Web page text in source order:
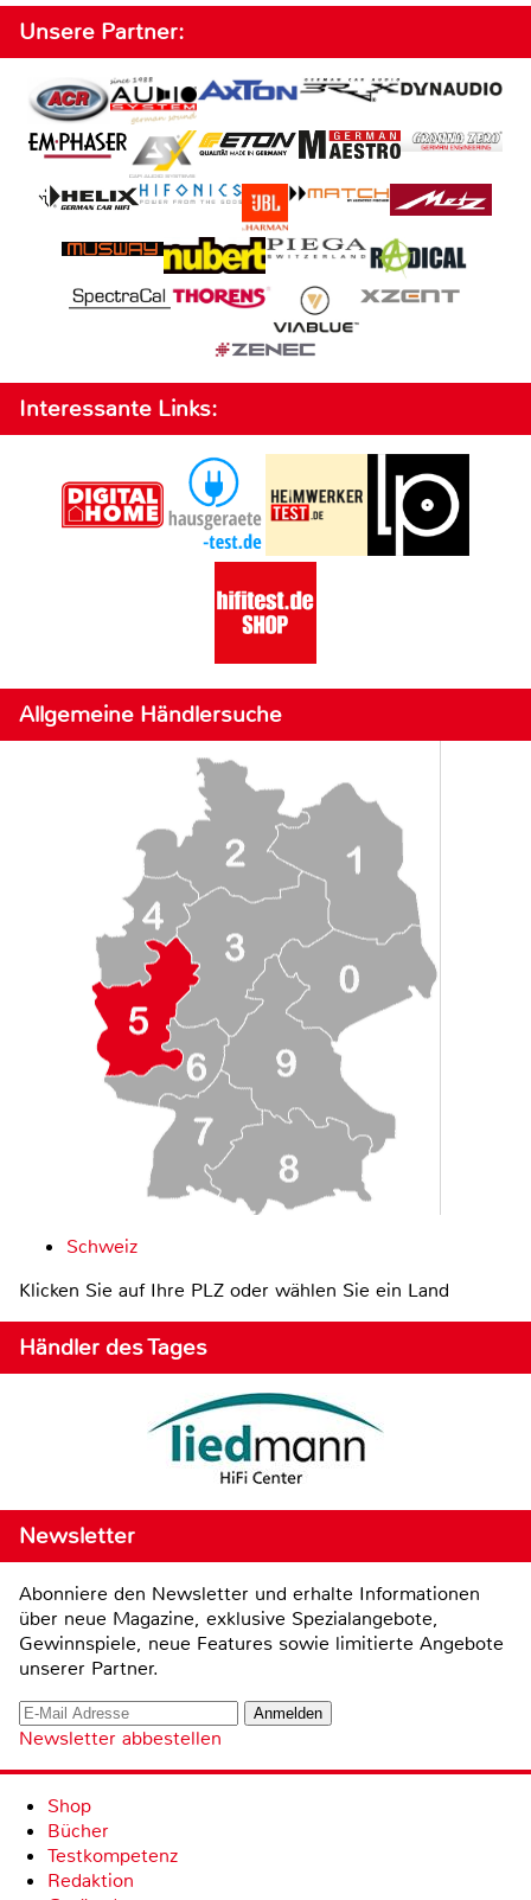
Unsere Partner:
Interessante Links:
Allgemeine Händlersuche
Schweiz
Klicken Sie auf Ihre PLZ oder wählen Sie ein Land
Händler des Tages
Newsletter
Abonniere den Newsletter und erhalte Informationen
über neue Magazine, exklusive Spezialangebote,
Gewinnspiele, neue Features sowie limitierte Angebote
unserer Partner.
Newsletter abbestellen
Shop
Bücher
Testkompetenz
Redaktion